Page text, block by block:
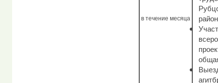
в течение месяца